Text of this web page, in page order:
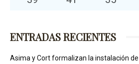
ENTRADAS RECIENTES
Asima y Cort formalizan la instalación de